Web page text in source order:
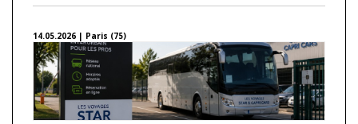
14.05.2026 | Paris (75)